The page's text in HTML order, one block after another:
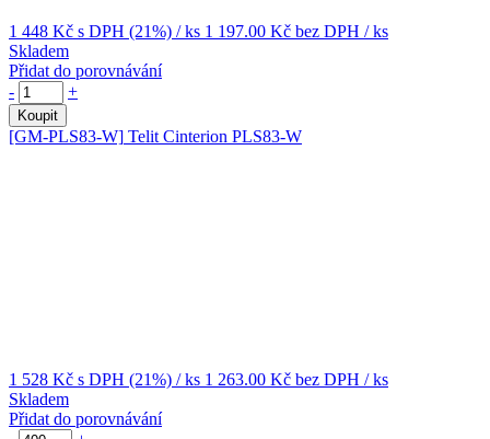
1 448 Kč s DPH (21%) / ks 1 197.00 Kč bez DPH / ks
Skladem
Přidat do porovnávání
-
+
Koupit
[GM-PLS83-W] Telit Cinterion PLS83-W
1 528 Kč s DPH (21%) / ks 1 263.00 Kč bez DPH / ks
Skladem
Přidat do porovnávání